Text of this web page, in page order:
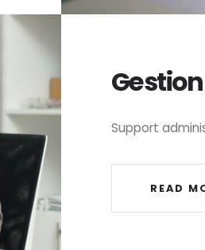
Support
READ